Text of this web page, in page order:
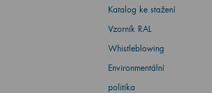
Katalog ke stažení
Vzorník RAL
Whistleblowing
Environmentální
politika